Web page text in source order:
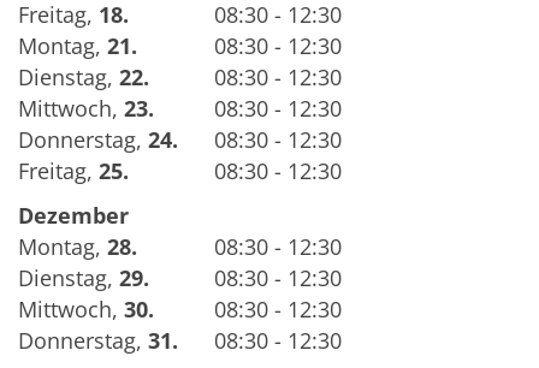
Freitag, 18.
08:30 - 12:30
Montag, 21.
08:30 - 12:30
Dienstag, 22.
08:30 - 12:30
Mittwoch, 23.
08:30 - 12:30
Donnerstag, 24.
08:30 - 12:30
Freitag, 25.
08:30 - 12:30
Dezember
Montag, 28.
08:30 - 12:30
Dienstag, 29.
08:30 - 12:30
Mittwoch, 30.
08:30 - 12:30
Donnerstag, 31.
08:30 - 12:30